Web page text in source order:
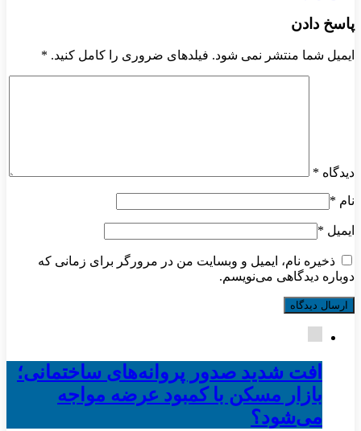
پاسخ دادن
ایمیل شما منتشر نمی شود. فیلدهای ضروری را کامل کنید. *
دیدگاه *
نام *
ایمیل *
ذخیره نام، ایمیل و وبسایت من در مرورگر برای زمانی که
دوباره دیدگاهی می‌نویسم.
افت شدید صدور پروانه‌های ساختمانی؛
بازار مسکن با کمبود عرضه مواجه
می‌شود؟